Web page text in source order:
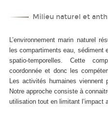
Milieu naturel et
L’environnement marin naturel
les compartiments eau, sédiment
spatio-temporelles. Cette
coordonnée et donc les
Les activités humaines viennent
Notre approche consiste à
utilisation tout en limitant l’impact